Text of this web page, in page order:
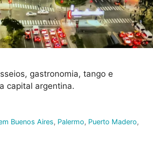
gastronomia, tango e
capital argentina.
Buenos Aires, Palermo, Puerto Madero,